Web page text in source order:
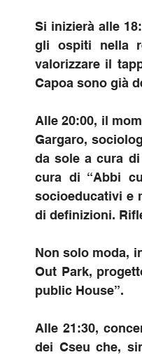
Si inizierà alle
gli ospiti nella
valorizzare il
Capoa sono già
Alle 20:00, il
Gargaro,
da sole a cura di
cura di “Abbi
socioeducativi e
di definizioni.
Non solo moda,
Out Park,
public House”.
Alle 21:30,
dei Cseu che,